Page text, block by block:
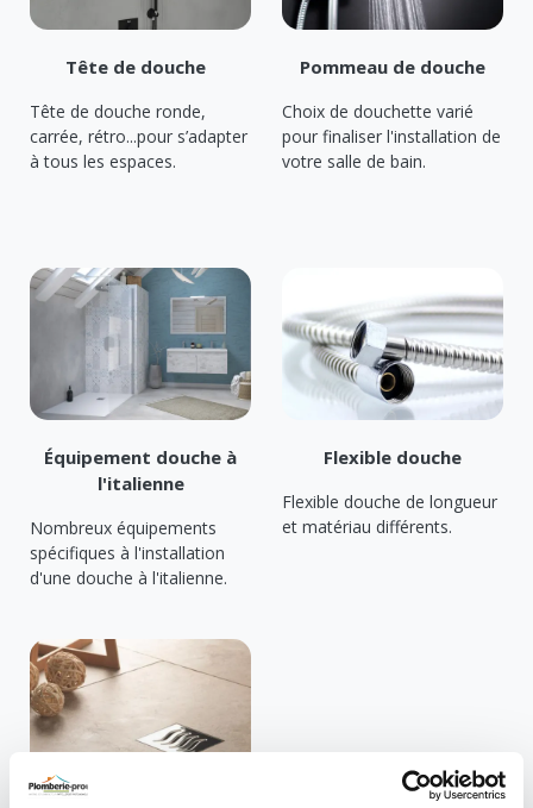
Tête de douche
Tête de douche ronde,
carrée, rétro...pour s’adapter
à tous les espaces.
Pommeau de douche
Choix de douchette varié
pour finaliser l'installation de
votre salle de bain.
Équipement douche à
l'italienne
Nombreux équipements
spécifiques à l'installation
d'une douche à l'italienne.
Flexible douche
Flexible douche de longueur
et matériau différents.